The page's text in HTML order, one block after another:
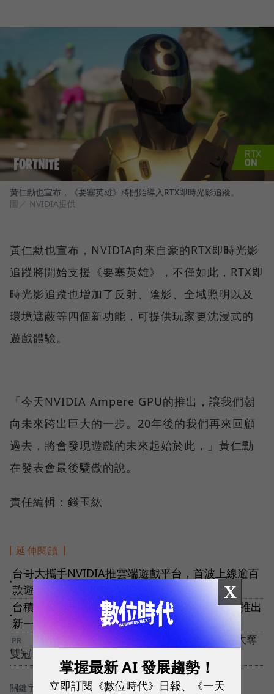
黃仁勳也宣布，《要塞英雄》將開始導入RTX即時光影追蹤。
圖／ NVIDIA提供
黃仁勳也宣布，NVIDIA向來自豪的RTX即時光影
追蹤將開始支援《要塞英雄》，不僅如此，RTX即
時光影追蹤也增加了反射、陰影、全域照明以及
環境遮蔽等四個新功能，可提供玩家更沈浸式的
遊戲體驗。
「今天NVIDIA Ampere GPU的推出，讓我們朝
向未來跨出巨大的一步。20年後的我們再來回顧
過去，將會發現遊戲的未來起始於此，」黃仁勳
在發表會最後驕傲的說。
責任編輯：錢玉紘
延伸閱讀
●
台哥大攜手NVIDIA推雲端遊戲平台，首波上線逾百
款遊戲！5G會如何助攻？
●
台積電7奈米加持！NVIDIA端全新A100 GPU，推出
新一代AI超級電腦
【5G 競局新解】告別極速迷思！ 台灣大哥大奪
雙冠，重定義「好網路」
關鍵字： ＃Nvidia
X
掌握最新 AI 發展趨勢！
立即訂閱《數位時代》日報、《一天